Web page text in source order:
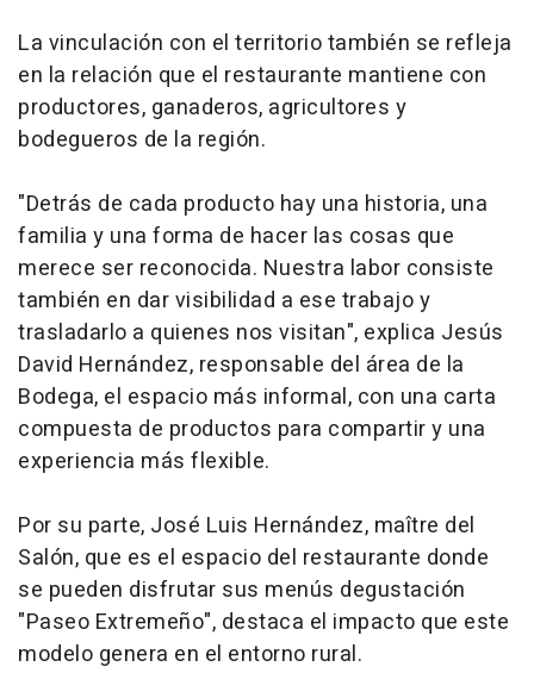
La vinculación con el territorio también se refleja
en la relación que el restaurante mantiene con
productores, ganaderos, agricultores y
bodegueros de la región.
"Detrás de cada producto hay una historia, una
familia y una forma de hacer las cosas que
merece ser reconocida. Nuestra labor consiste
también en dar visibilidad a ese trabajo y
trasladarlo a quienes nos visitan", explica Jesús
David Hernández, responsable del área de la
Bodega, el espacio más informal, con una carta
compuesta de productos para compartir y una
experiencia más flexible.
Por su parte, José Luis Hernández, maître del
Salón, que es el espacio del restaurante donde
se pueden disfrutar sus menús degustación
"Paseo Extremeño", destaca el impacto que este
modelo genera en el entorno rural.